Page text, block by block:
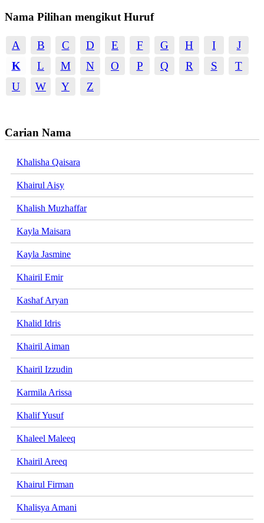
Nama Pilihan mengikut Huruf
A B C D E F G H I
J
K
L M N O P Q R S
T
U
W Y Z
Carian Nama
Khalisha Qaisara
Khairul Aisy
Khalish Muzhaffar
Kayla Maisara
Kayla Jasmine
Khairil Emir
Kashaf Aryan
Khalid Idris
Khairil Aiman
Khairil Izzudin
Karmila Arissa
Khalif Yusuf
Khaleel Maleeq
Khairil Areeq
Khairul Firman
Khalisya Amani